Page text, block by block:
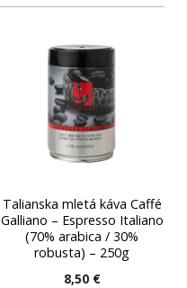
Talianska mletá káva Caffé
Galliano – Espresso Italiano
(70% arabica / 30%
robusta) – 250g
8,50 €